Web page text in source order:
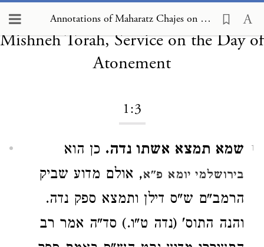
Annotations of Maharatz Chajes on Mishneh Torah, Service on the Day of Atonement 1:3
Annotations of Maharatz Chajes on
Mishneh Torah, Service on the Day of
Atonement
1:3
1 שמא תמצא אשתו נדה. כן הוא
בירושלמי יומא פ"א, אולם מדוע שביק
הרמב"ם ש"ס דילן ותמצא ספק נדה.
והנה התוס' (נדה ט"ו.) סד"ה אמר רב